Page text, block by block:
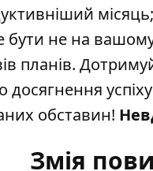
бути не на
планів.
обставин!
Змія